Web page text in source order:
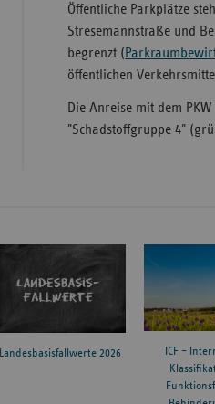
Öffentliche Parkplätze
Stresemannstraße und
begrenzt (
öffentlichen
Die Anreise mit dem
"Schadstoffgruppe 4"
Landesbasisfallwerte 2026
ICF –